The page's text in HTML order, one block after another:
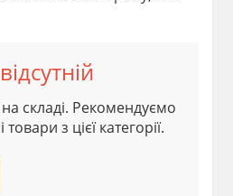
на складі. Рекомендуємо
з цієї категорії.